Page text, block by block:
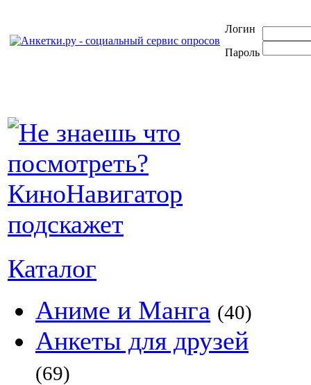
Логин
Пароль
Каталог
Аниме и Манга (40)
Анкеты для друзей
(69)